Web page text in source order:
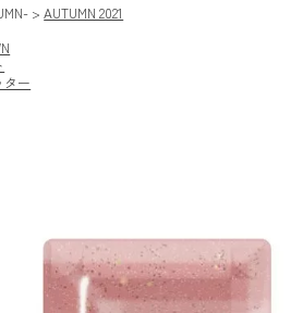
AUTUMN 2021
ター